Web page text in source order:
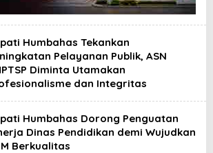
Humbahas Tekankan
Pelayanan Publik, ASN
Diminta Utamakan
dan Integritas
Humbahas Dorong Penguatan
Dinas Pendidikan demi Wujudkan
Berkualitas